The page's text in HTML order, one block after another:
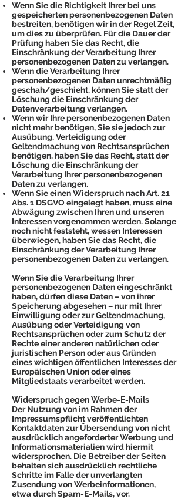
Wenn Sie die Richtigkeit Ihrer bei uns
gespeicherten personenbezogenen Daten
bestreiten, benötigen wir in der Regel Zeit,
um dies zu überprüfen. Für die Dauer der
Prüfung haben Sie das Recht, die
Einschränkung der Verarbeitung Ihrer
personenbezogenen Daten zu verlangen.
Wenn die Verarbeitung Ihrer
personenbezogenen Daten unrechtmäßig
geschah/geschieht, können Sie statt der
Löschung die Einschränkung der
Datenverarbeitung verlangen.
Wenn wir Ihre personenbezogenen Daten
nicht mehr benötigen, Sie sie jedoch zur
Ausübung, Verteidigung oder
Geltendmachung von Rechtsansprüchen
benötigen, haben Sie das Recht, statt der
Löschung die Einschränkung der
Verarbeitung Ihrer personenbezogenen
Daten zu verlangen.
Wenn Sie einen Widerspruch nach Art. 21
Abs. 1 DSGVO eingelegt haben, muss eine
Abwägung zwischen Ihren und unseren
Interessen vorgenommen werden. Solange
noch nicht feststeht, wessen Interessen
überwiegen, haben Sie das Recht, die
Einschränkung der Verarbeitung Ihrer
personenbezogenen Daten zu verlangen.
Wenn Sie die Verarbeitung Ihrer
personenbezogenen Daten eingeschränkt
haben, dürfen diese Daten – von ihrer
Speicherung abgesehen – nur mit Ihrer
Einwilligung oder zur Geltendmachung,
Ausübung oder Verteidigung von
Rechtsansprüchen oder zum Schutz der
Rechte einer anderen natürlichen oder
juristischen Person oder aus Gründen
eines wichtigen öffentlichen Interesses der
Europäischen Union oder eines
Mitgliedstaats verarbeitet werden.
Widerspruch gegen Werbe-E-Mails
Der Nutzung von im Rahmen der
Impressumspflicht veröffentlichten
Kontaktdaten zur Übersendung von nicht
ausdrücklich angeforderter Werbung und
Informationsmaterialien wird hiermit
widersprochen. Die Betreiber der Seiten
behalten sich ausdrücklich rechtliche
Schritte im Falle der unverlangten
Zusendung von Werbeinformationen,
etwa durch Spam-E-Mails, vor.